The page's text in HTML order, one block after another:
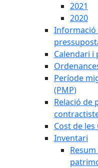
2021
2020
Informació
Calendari i
Període
(PMP)
Relació de
Cost de
Inventari